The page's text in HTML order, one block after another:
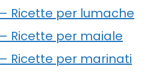
Ricette per lumache
Ricette per maiale
Ricette per marinati